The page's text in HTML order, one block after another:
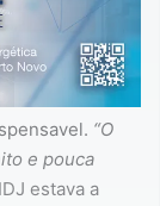
“O
e pouca
estava a